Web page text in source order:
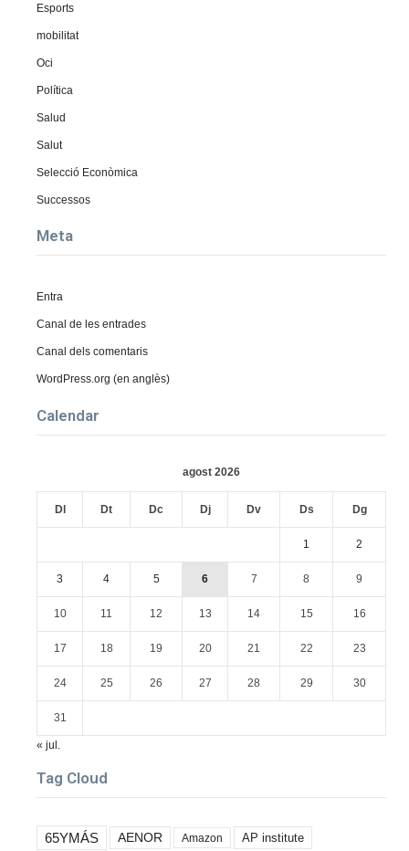
Esports
mobilitat
Oci
Política
Salud
Salut
Selecció Econòmica
Successos
Meta
Entra
Canal de les entrades
Canal dels comentaris
WordPress.org (en anglès)
Calendar
agost 2026
Dl Dt Dc Dj Dv Ds Dg
1 2
3 4 5 6 7 8 9
10 11 12 13 14 15 16
17 18 19 20 21 22 23
24 25 26 27 28 29 30
31
« jul.
Tag Cloud
65YMÁS AENOR Amazon AP institute